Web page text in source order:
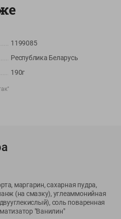
продуктов питания в
и услуг Администрации
375 17 272 73 84 .
лица, уполномоченного
о защите прав
shop@green-dostavka.by.
1199085
Республика Беларусь
190г
маргарин, сахарная пудра,
(на смазку), углеаммонийная
соль поваренная
"Ванилин"